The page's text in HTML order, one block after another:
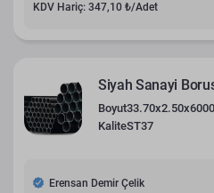
KDV Hariç: 347,10 ₺/Adet
Siyah Sanayi
Boyut
KaliteST37
Erensan Demir Çelik